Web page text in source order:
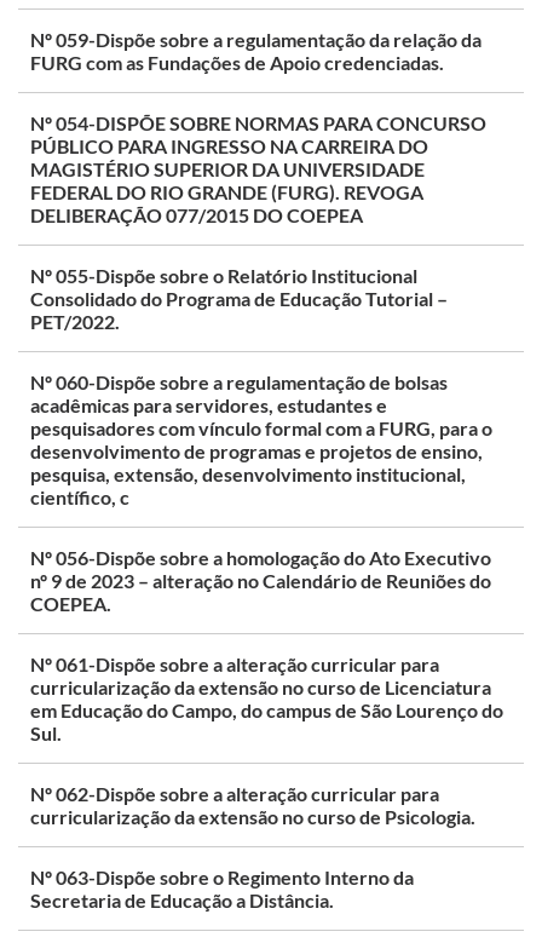
Nº 059-Dispõe sobre a regulamentação da relação da
FURG com as Fundações de Apoio credenciadas.
Nº 054-DISPÕE SOBRE NORMAS PARA CONCURSO
PÚBLICO PARA INGRESSO NA CARREIRA DO
MAGISTÉRIO SUPERIOR DA UNIVERSIDADE
FEDERAL DO RIO GRANDE (FURG). REVOGA
DELIBERAÇÃO 077/2015 DO COEPEA
Nº 055-Dispõe sobre o Relatório Institucional
Consolidado do Programa de Educação Tutorial –
PET/2022.
Nº 060-Dispõe sobre a regulamentação de bolsas
acadêmicas para servidores, estudantes e
pesquisadores com vínculo formal com a FURG, para o
desenvolvimento de programas e projetos de ensino,
pesquisa, extensão, desenvolvimento institucional,
científico, c
Nº 056-Dispõe sobre a homologação do Ato Executivo
nº 9 de 2023 – alteração no Calendário de Reuniões do
COEPEA.
Nº 061-Dispõe sobre a alteração curricular para
curricularização da extensão no curso de Licenciatura
em Educação do Campo, do campus de São Lourenço do
Sul.
Nº 062-Dispõe sobre a alteração curricular para
curricularização da extensão no curso de Psicologia.
Nº 063-Dispõe sobre o Regimento Interno da
Secretaria de Educação a Distância.